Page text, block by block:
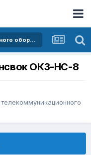
Покупка и продажа телекоммуникационного оборудования
ОКЗ-НС-8